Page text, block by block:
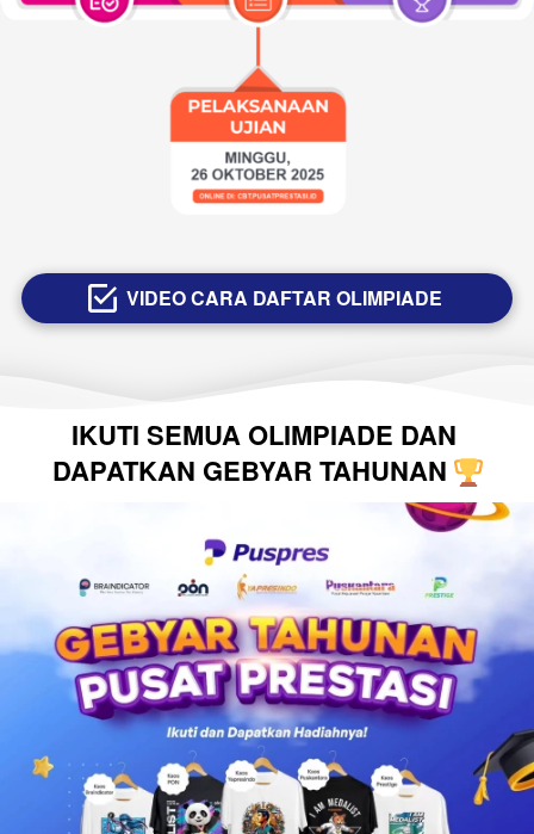
` VIDEO CARA DAFTAR OLIMPIADE
IKUTI SEMUA OLIMPIADE DAN
DAPATKAN GEBYAR TAHUNAN